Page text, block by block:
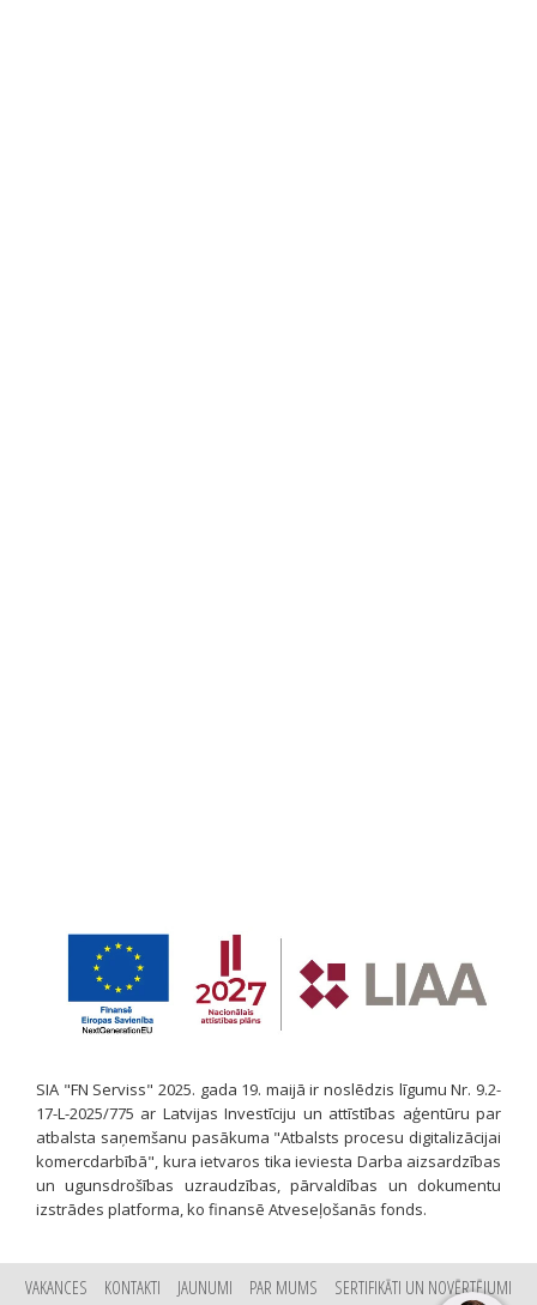
SIA "FN Serviss" 2025. gada 19. maijā ir noslēdzis līgumu Nr. 9.2-
17-L-2025/775 ar Latvijas Investīciju un attīstības aģentūru par
atbalsta saņemšanu pasākuma "Atbalsts procesu digitalizācijai
komercdarbībā", kura ietvaros tika ieviesta Darba aizsardzības
un ugunsdrošības uzraudzības, pārvaldības un dokumentu
izstrādes platforma, ko finansē Atveseļošanās fonds.
VAKANCES KONTAKTI JAUNUMI PAR MUMS SERTIFIKĀTI UN NOVĒRTĒJUMI